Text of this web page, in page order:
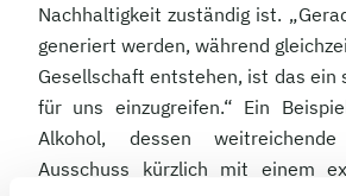
Nachhaltigkeit zuständig ist.
generiert werden, während
Gesellschaft entstehen, ist das ein
für uns einzugreifen.“ Ein
Alkohol, dessen
Ausschuss kürzlich mit einem